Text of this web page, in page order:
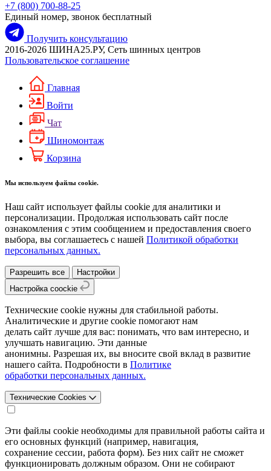
+7 (800) 700-88-25
Единый номер, звонок бесплатный
Получить консультацию
2016-2026 ШИНА25.РУ, Сеть шинных центров
Пользовательское соглашение
Главная
Войти
Чат
Шиномонтаж
Корзина
Мы используем файлы cookie.
Наш сайт использует файлы cookie для аналитики и
персонализации. Продолжая использовать сайт после
ознакомления с этим сообщением и предоставления своего
выбора, вы соглашаетесь с нашей Политикой обработки
персональных данных.
Разрешить все
Настройки
Настройка coockie
Технические cookie нужны для стабильной работы.
Аналитические и другие cookie помогают нам
делать сайт лучше для вас: понимать, что вам интересно, и
улучшать навигацию. Эти данные
анонимны. Разрешая их, вы вносите свой вклад в развитие
нашего сайта. Подробности в Политике
обработки персональных данных.
Технические Cookies
Эти файлы cookie необходимы для правильной работы сайта и
его основных функций (например, навигация,
сохранение сессии, работа форм). Без них сайт не сможет
функционировать должным образом. Они не собирают